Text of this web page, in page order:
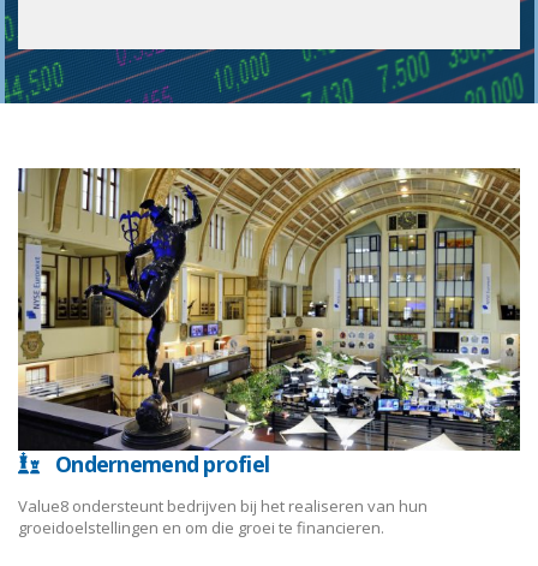
Ondernemend profiel
Value8 ondersteunt bedrijven bij het realiseren van hun
groeidoelstellingen en om die groei te financieren.